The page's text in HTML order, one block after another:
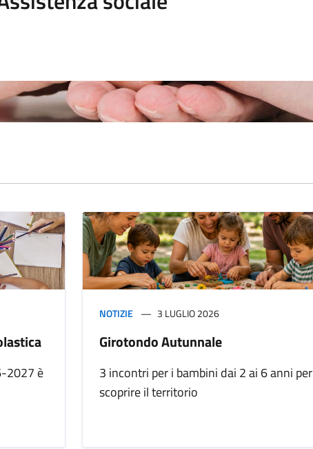
2027 è
NOTIZIE 3 LUGLIO 2026
Girotondo Autunnale
3 incontri per i bambini dai 2 ai 6 anni per
scoprire il territorio